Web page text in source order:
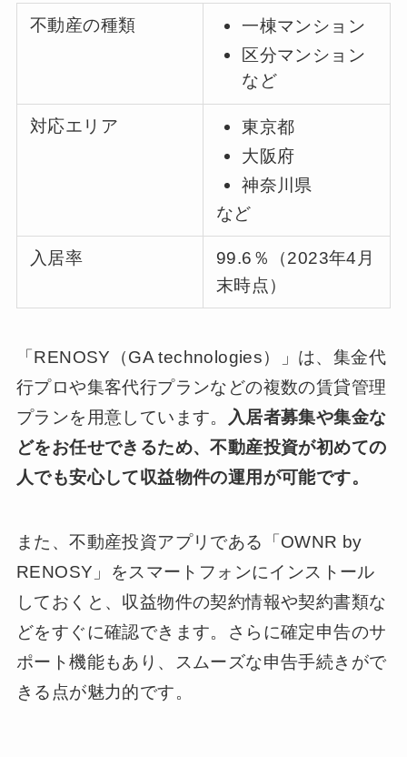
不動産の種類
一棟マンション
区分マンション
など
対応エリア
東京都
大阪府
神奈川県
など
入居率
99.6％（2023年4月
末時点）
「RENOSY（GA technologies）」は、集金代
行プロや集客代行プランなどの複数の賃貸管理
プランを用意しています。
入居者募集や集金な
どをお任せできるため、不動産投資が初めての
人でも安心して収益物件の運用が可能です。
また、不動産投資アプリである「OWNR by
RENOSY」をスマートフォンにインストール
しておくと、収益物件の契約情報や契約書類な
どをすぐに確認できます。さらに確定申告のサ
ポート機能もあり、スムーズな申告手続きがで
きる点が魅力的です。